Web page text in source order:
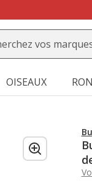
OISEAUX